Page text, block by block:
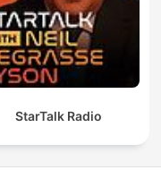
StarTalk Radio